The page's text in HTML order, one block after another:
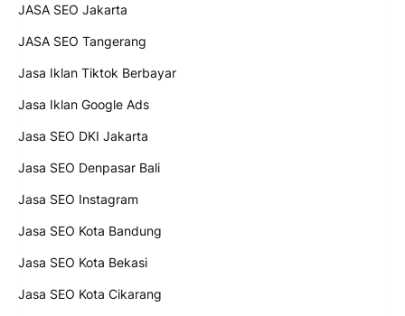
JASA SEO Jakarta
JASA SEO Tangerang
Jasa Iklan Tiktok Berbayar
Jasa Iklan Google Ads
Jasa SEO DKI Jakarta
Jasa SEO Denpasar Bali
Jasa SEO Instagram
Jasa SEO Kota Bandung
Jasa SEO Kota Bekasi
Jasa SEO Kota Cikarang